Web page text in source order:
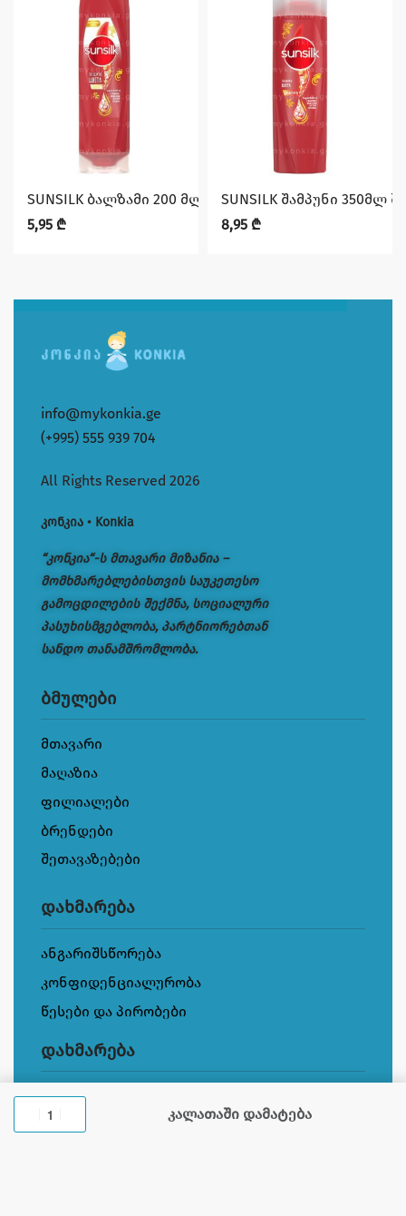
SUNSILK ბალზამი 200 მლ შეღებილი თმის
5,95 ₾
SUNSILK შამპუნი 350მლ
8,95 ₾
info@mykonkia.ge
(+995) 555 939 704
All Rights Reserved 2026
კონკია • Konkia
“კონკია“-ს მთავარი მიზანია –
მომხმარებლებისთვის საუკეთესო
გამოცდილების შექმნა, სოციალური
პასუხისმგებლობა, პარტნიორებთან
სანდო თანამშრომლობა.
ბმულები
მთავარი
მაღაზია
ფილიალები
ბრენდები
შეთავაზებები
დახმარება
ანგარიშსწორება
კონფიდენციალურობა
წესები და პირობები
დახმარება
ჩვენს შესახებ
კონტაქტი
კალათაში დამატება